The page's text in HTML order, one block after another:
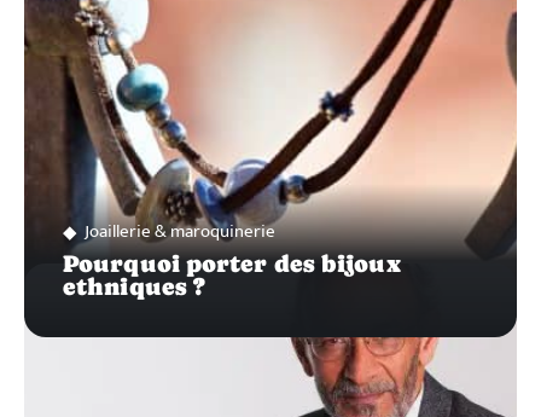
Joaillerie & maroquinerie
Pourquoi porter des bijoux
ethniques ?